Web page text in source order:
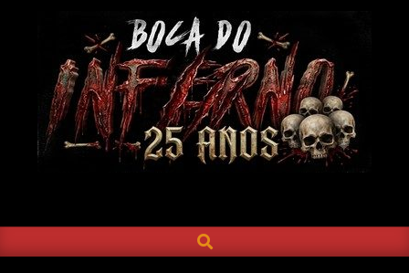
DO
INFERNO
Navigation
SEARCH